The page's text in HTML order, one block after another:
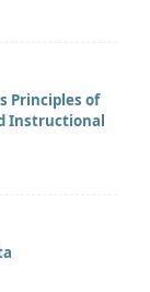
Principles of
Instructional